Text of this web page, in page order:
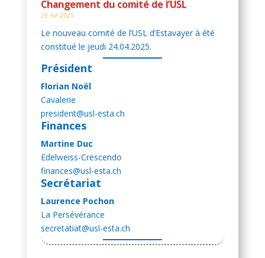
Changement du comité de l’USL
25 Avr 2025
Le nouveau comité de l’USL d’Estavayer à été
constitué le jeudi 24.04.2025.
Président
Florian Noël
Cavalerie
president@usl-esta.ch
Finances
Martine Duc
Edelweiss-Crescendo
finances@usl-esta.ch
Secrétariat
Laurence Pochon
La Persévérance
secretatiat@usl-esta.ch